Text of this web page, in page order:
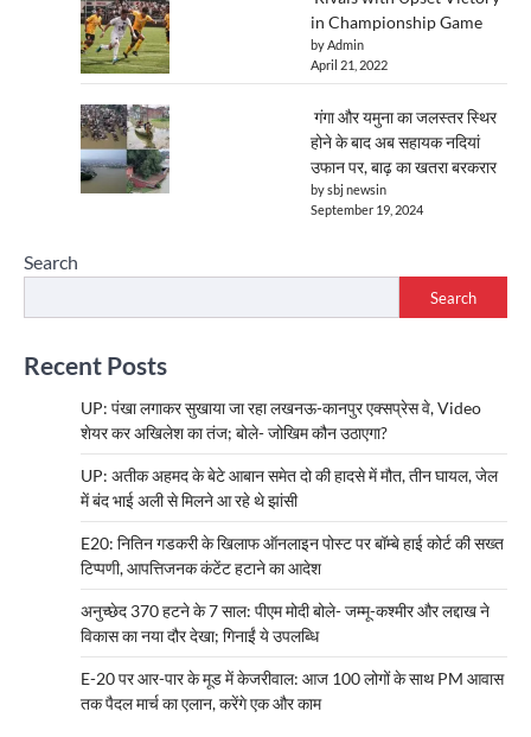
in Championship Game
by Admin
April 21, 2022
गंगा और यमुना का जलस्तर स्थिर
होने के बाद अब सहायक नदियां
उफान पर, बाढ़ का खतरा बरकरार
by sbj newsin
September 19, 2024
Search
Search
Recent Posts
UP: पंखा लगाकर सुखाया जा रहा लखनऊ-कानपुर एक्सप्रेस वे, Video
शेयर कर अखिलेश का तंज; बोले- जोखिम कौन उठाएगा?
UP: अतीक अहमद के बेटे आबान समेत दो की हादसे में मौत, तीन घायल, जेल
में बंद भाई अली से मिलने आ रहे थे झांसी
E20: नितिन गडकरी के खिलाफ ऑनलाइन पोस्ट पर बॉम्बे हाई कोर्ट की सख्त
टिप्पणी, आपत्तिजनक कंटेंट हटाने का आदेश
अनुच्छेद 370 हटने के 7 साल: पीएम मोदी बोले- जम्मू-कश्मीर और लद्दाख ने
विकास का नया दौर देखा; गिनाईं ये उपलब्धि
E-20 पर आर-पार के मूड में केजरीवाल: आज 100 लोगों के साथ PM आवास
तक पैदल मार्च का एलान, करेंगे एक और काम